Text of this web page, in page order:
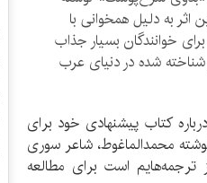
اثر به دلیل همخوانی با
خوانندگان بسیار جذاب
شناخته شده در دنیای عرب
درباره کتاب پیشنهادی خود برای
محمد‌الماغوط، شاعر سوری
است برای مطالعه